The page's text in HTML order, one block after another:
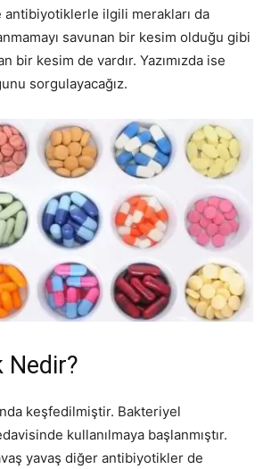
antibiyotiklerle ilgili merakları da
savunan bir kesim olduğu gibi
bir kesim de vardır. Yazımızda ise
sorgulayacağız.
keşfedilmiştir. Bakteriyel
kullanılmaya başlanmıştır.
yavaş diğer antibiyotikler de